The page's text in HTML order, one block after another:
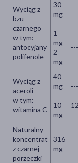
Wyciąg z
bzu
czarnego
w tym:
antocyjany
polifenole
30
mg
1
mg
2
mg
---
---
---
Wyciąg z
aceroli
w tym:
witamina C
40
mg
10
mg
---
Naturalny
koncentrat
z czarnej
porzeczki
316
mg
---